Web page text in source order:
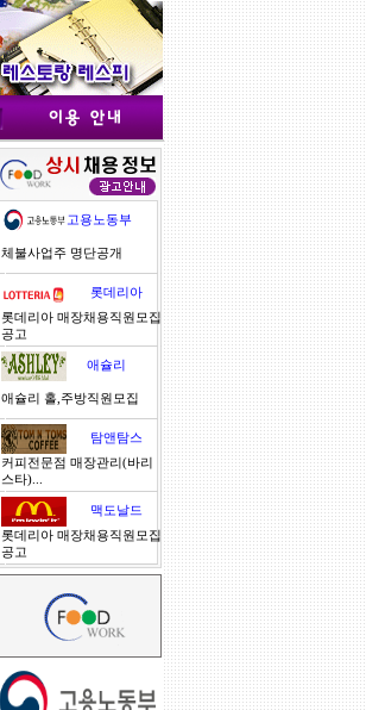
고용노동부
체불사업주 명단공개
롯데리아
롯데리아 매장채용직원모집
공고
애슐리
애슐리 홀,주방직원모집
탐앤탐스
커피전문점 매장관리(바리
스타)...
맥도날드
롯데리아 매장채용직원모집
공고